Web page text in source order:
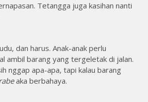
Tetangga juga kasihan nanti
dan harus. Anak-anak perlu
ambil barang yang tergeletak di jalan.
nggap apa-apa, tapi kalau barang
aka berbahaya.